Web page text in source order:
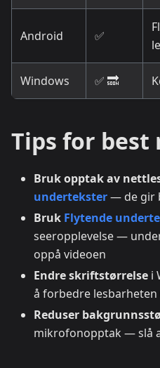
Android ✅
Windows ✅ 🔜
Tips for best
Bruk opptak av
undertekster— de gir
Bruk Flytende
seeropplevelse —
oppå videoen
Endre skriftstørrelse i
å forbedre
Reduser
mikrofonopptak — slå